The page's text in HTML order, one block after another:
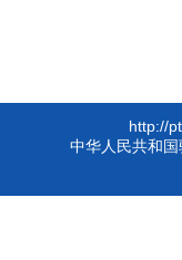
http://
中华人民共和